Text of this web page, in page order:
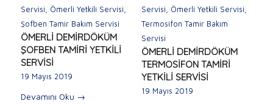
Servisi, Ömerli Yetkili Servisi,
Şofben Tamir Bakım Servisi
ÖMERLİ DEMİRDÖKÜM
ŞOFBEN TAMİRİ YETKİLİ
SERVİSİ
19 Mayıs 2019
Devamını Oku →
Servisi, Ömerli Yetkili Servisi,
Termosifon Tamir Bakım
Servisi
ÖMERLİ DEMİRDÖKÜM
TERMOSİFON TAMİRİ
YETKİLİ SERVİSİ
19 Mayıs 2019